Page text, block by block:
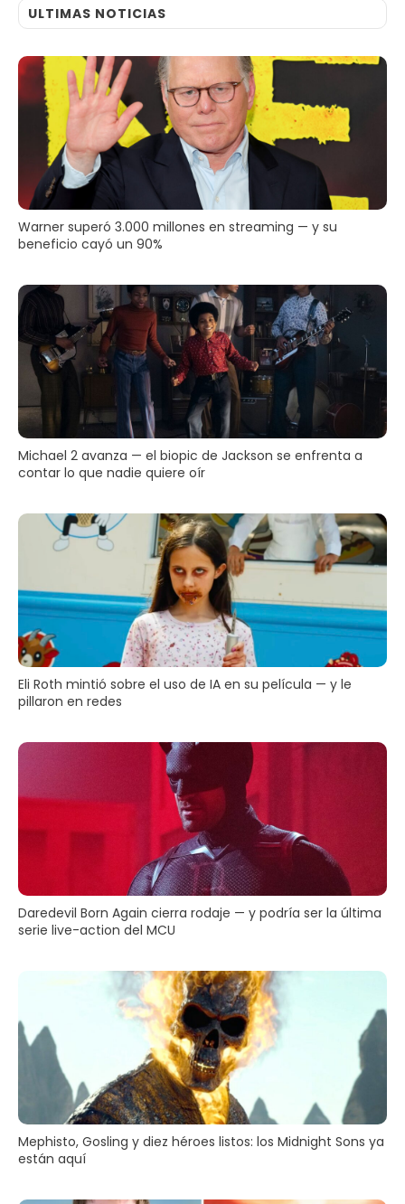
ULTIMAS NOTICIAS
Warner superó 3.000 millones en streaming — y su
beneficio cayó un 90%
Michael 2 avanza — el biopic de Jackson se enfrenta a
contar lo que nadie quiere oír
Eli Roth mintió sobre el uso de IA en su película — y le
pillaron en redes
Daredevil Born Again cierra rodaje — y podría ser la última
serie live-action del MCU
Mephisto, Gosling y diez héroes listos: los Midnight Sons ya
están aquí